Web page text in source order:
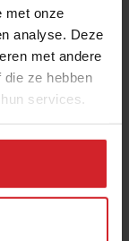
met onze
analyse. Deze
met andere
ze hebben
services.
Johannes
uit tot